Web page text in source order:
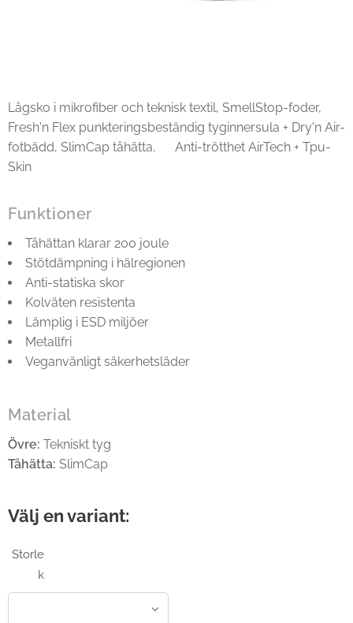
Lågsko i mikrofiber och teknisk textil, SmellStop-foder,
Fresh'n Flex punkteringsbeständig tyginnersula + Dry'n Air-
fotbädd, SlimCap tåhätta, Anti-trötthet AirTech + Tpu-
Skin
Funktioner
Tåhättan klarar 200 joule
Stötdämpning i hälregionen
Anti-statiska skor
Kolväten resistenta
Lämplig i ESD miljöer
Metallfri
Veganvänligt säkerhetsläder
Material
Övre: Tekniskt tyg
Tåhätta: SlimCap
Välj en variant:
Storle
k